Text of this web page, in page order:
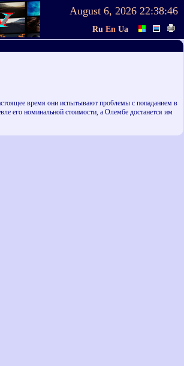
August 6, 2026 22:38:46
Ru En Ua
время они испытывают проблемы с попаданием в
его номинальной стоимости, а Олембе достанется им